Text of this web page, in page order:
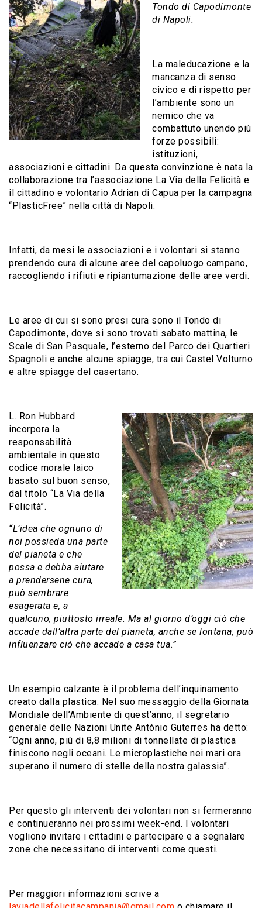
Tondo di Capodimonte
di Napoli.
La maleducazione e la
mancanza di senso
civico e di rispetto per
l’ambiente sono un
nemico che va
combattuto unendo più
forze possibili:
istituzioni,
associazioni e cittadini. Da questa convinzione è nata la
collaborazione tra l’associazione La Via della Felicità e
il cittadino e volontario Adrian di Capua per la campagna
“PlasticFree” nella città di Napoli.
Infatti, da mesi le associazioni e i volontari si stanno
prendendo cura di alcune aree del capoluogo campano,
raccogliendo i rifiuti e ripiantumazione delle aree verdi.
Le aree di cui si sono presi cura sono il Tondo di
Capodimonte, dove si sono trovati sabato mattina, le
Scale di San Pasquale, l’esterno del Parco dei Quartieri
Spagnoli e anche alcune spiagge, tra cui Castel Volturno
e altre spiagge del casertano.
L. Ron Hubbard
incorpora la
responsabilità
ambientale in questo
codice morale laico
basato sul buon senso,
dal titolo “La Via della
Felicità”.
“L’idea che ognuno di
noi possieda una parte
del pianeta e che
possa e debba aiutare
a prendersene cura,
può sembrare
esagerata e, a
qualcuno, piuttosto irreale. Ma al giorno d’oggi ciò che
accade dall’altra parte del pianeta, anche se lontana, può
influenzare ciò che accade a casa tua.”
Un esempio calzante è il problema dell’inquinamento
creato dalla plastica. Nel suo messaggio della Giornata
Mondiale dell’Ambiente di quest’anno, il segretario
generale delle Nazioni Unite António Guterres ha detto:
“Ogni anno, più di 8,8 milioni di tonnellate di plastica
finiscono negli oceani. Le microplastiche nei mari ora
superano il numero di stelle della nostra galassia”.
Per questo gli interventi dei volontari non si fermeranno
e continueranno nei prossimi week-end. I volontari
vogliono invitare i cittadini e partecipare e a segnalare
zone che necessitano di interventi come questi.
Per maggiori informazioni scrive a